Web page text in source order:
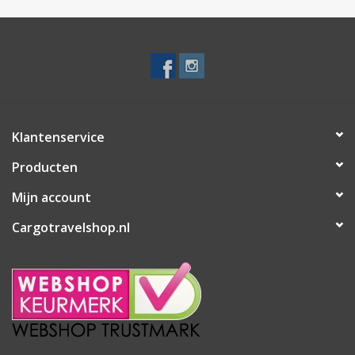
Klantenservice
Producten
Mijn account
Cargotravelshop.nl